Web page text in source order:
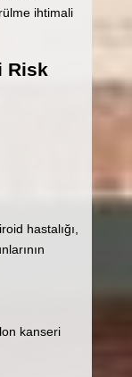
ihtimali
Risk
hastalığı,
kanseri